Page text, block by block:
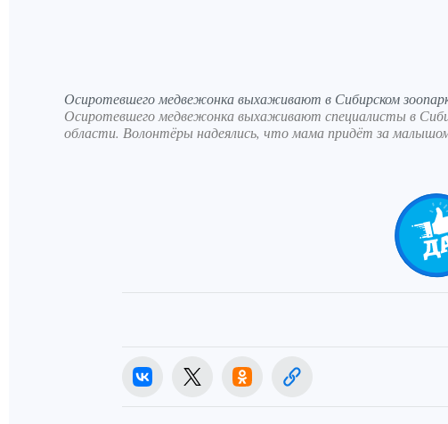
Осиротевшего медвежонка выхаживают в Сибирском
Осиротевшего медвежонка выхаживают специалисты в
области. Волонтёры надеялись, что мама придёт за